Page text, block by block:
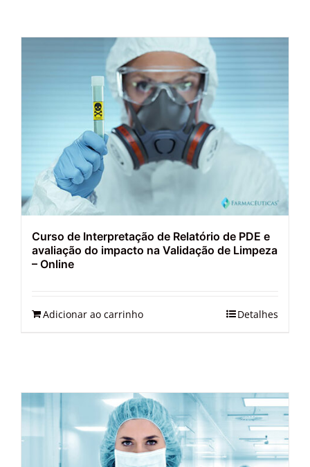
Curso de Interpretação de Relatório de PDE e
avaliação do impacto na Validação de Limpeza
– Online
Adicionar ao carrinho Detalhes